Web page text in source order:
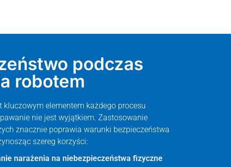
podczas
robotem
kluczowym elementem każdego procesu
nie jest wyjątkiem. Zastosowanie
znacznie poprawia warunki bezpieczeństwa
szereg korzyści:
narażenia na niebezpieczeństwa fizyczne